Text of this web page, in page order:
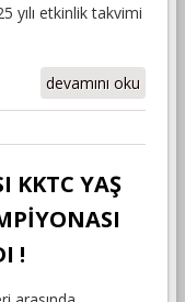
yılı etkinlik takvimi
KKSF 2025 YILI
ETKİNLİK
DUYURUSU !
hakkında
devamını oku
KKTC YAŞ
!